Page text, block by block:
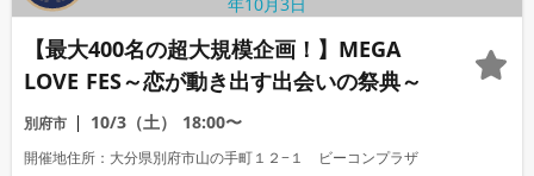
【最大400名の超大規模企画！】MEGA
LOVE FES～恋が動き出す出会いの祭典～
別府市 10/3（土） 18:00〜
開催地住所：大分県別府市山の手町１２−１ ビーコンプラザ